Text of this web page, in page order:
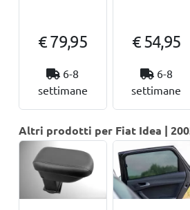
€ 79,95
6-8
settimane
€ 54,95
6-8
settimane
Altri prodotti per Fiat Idea |